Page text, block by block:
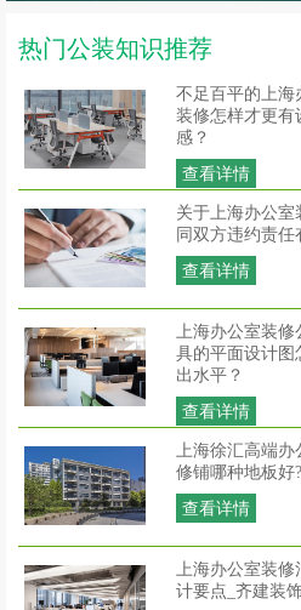
热门公装知识推荐
不足百平的上海
装修怎样才更有
感？
查看详情
关于上海办公室
同双方违约责任
查看详情
上海办公室装修
具的平面设计图
出水平？
查看详情
上海徐汇高端办
修铺哪种地板好?
查看详情
上海办公室装修
计要点_齐建装